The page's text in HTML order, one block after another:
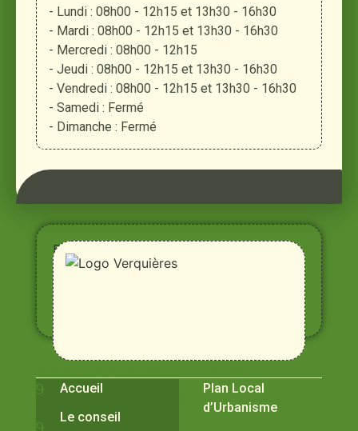
- Lundi : 08h00 - 12h15 et 13h30 - 16h30
- Mardi : 08h00 - 12h15 et 13h30 - 16h30
- Mercredi : 08h00 - 12h15
- Jeudi : 08h00 - 12h15 et 13h30 - 16h30
- Vendredi : 08h00 - 12h15 et 13h30 - 16h30
- Samedi : Fermé
- Dimanche : Fermé
Entre
Rhône,
Alpilles
et
Durance
Accueil
Le conseil
Plan Local
d’Urbanisme